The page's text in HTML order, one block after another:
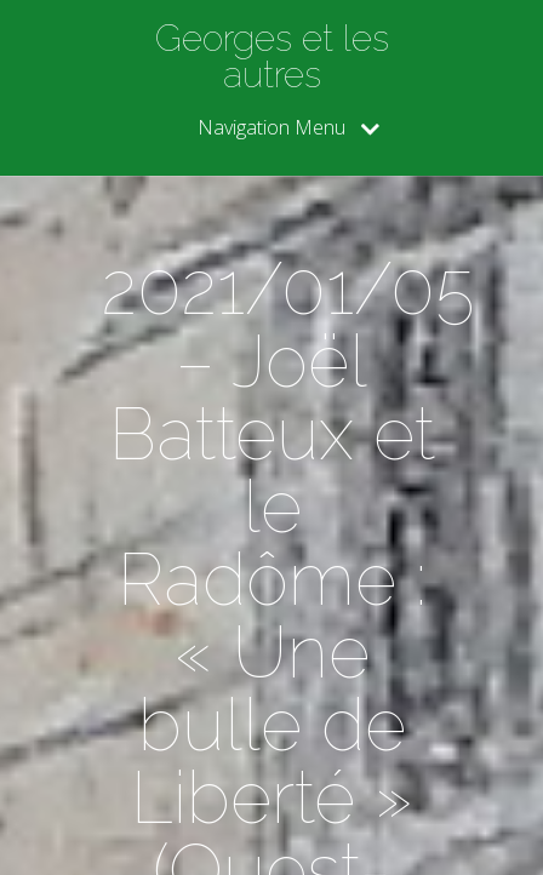
Georges et les
autres
Navigation Menu
2021/01/05
– Joël
Batteux et
le
Radôme :
« Une
bulle de
Liberté »